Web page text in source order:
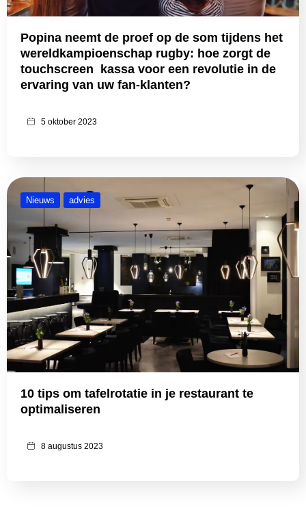
Popina neemt de proef op de som tijdens het
wereldkampioenschap rugby: hoe zorgt de
touchscreen kassa voor een revolutie in de
ervaring van uw fan-klanten?
5 oktober 2023
Nieuws advies
10 tips om tafelrotatie in je restaurant te
optimaliseren
8 augustus 2023